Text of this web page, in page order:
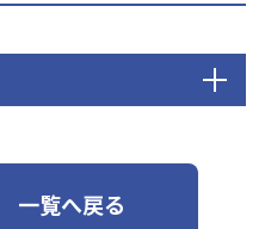
一覧へ戻る